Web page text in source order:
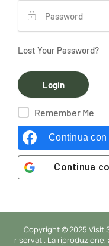
Lost Your Password?
Remember Me
Continua con
Continua
Copyright © 2025 Visit
riservati. La